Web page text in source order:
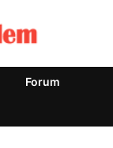
Forum